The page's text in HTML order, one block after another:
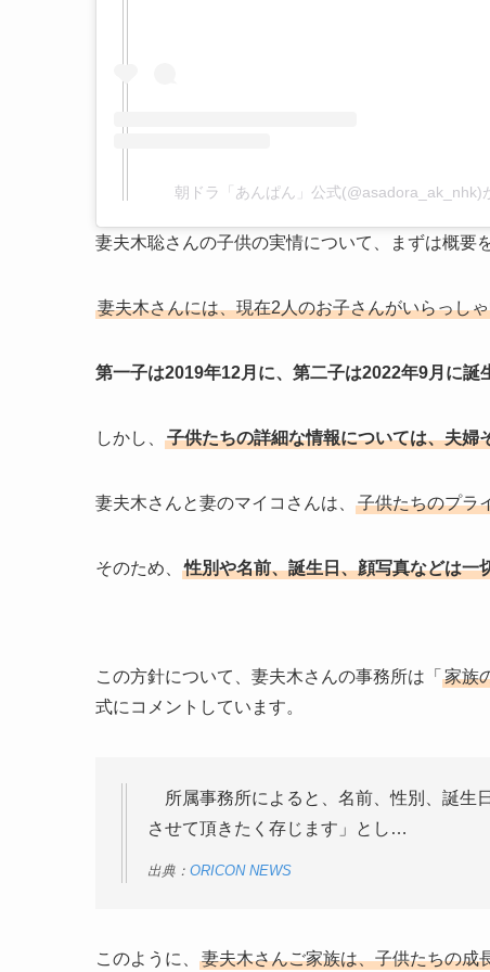
朝ドラ「あんぱん」公式(@asadora_ak_nhk)
妻夫木聡さんの子供の実情について、まずは概要
妻夫木さんには、現在2人のお子さんがいらっし
第一子は2019年12月に、第二子は2022年9月に誕
しかし、 子供たちの詳細な情報については、夫婦
妻夫木さんと妻のマイコさんは、 子供たちのプラ
そのため、 性別や名前、誕生日、顔写真などは一
この方針について、妻夫木さんの事務所は「 家族
式にコメントしています。
所属事務所によると、名前、性別、誕生
させて頂きたく存じます」とし…
出典： ORICON NEWS
このように、 妻夫木さんご家族は、子供たちの成